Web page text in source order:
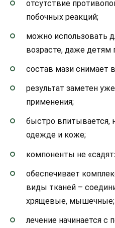
отсутствие
побочных реакций;
можно использовать
возрасте, даже детям
состав мази снимает
результат заметен
применения;
быстро впитывается,
одежде и коже;
компоненты не
обеспечивает
виды тканей –
хрящевые, мышечные;
лечение начинается с